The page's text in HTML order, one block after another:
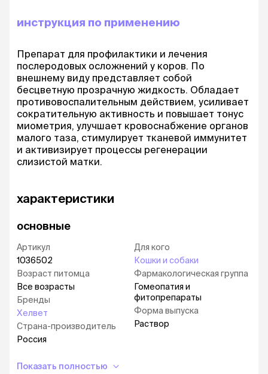
инструкция по применению
Препарат для профилактики и лечения
послеродовых осложнений у коров. По
внешнему виду представляет собой
бесцветную прозрачную жидкость. Обладает
противовоспалительным действием, усиливает
сократительную активность и повышает тонус
миометрия, улучшает кровоснабжение органов
малого таза, стимулирует тканевой иммунитет
и активизирует процессы регенерации
слизистой матки.
характеристики
основные
Артикул
1036502
Возраст питомца
Все возрасты
Бренды
Хелвет
Страна-производитель
Россия
Для кого
Кошки и собаки
Фармакологическая группа
Гомеопатия и
фитопрепараты
Форма выпуска
Раствор
Показать полностью